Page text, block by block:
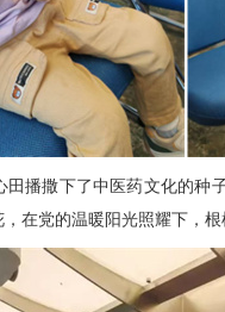
田播撒下了中医药文化的种
在党的温暖阳光照耀下，